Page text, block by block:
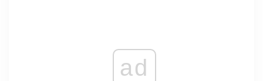
ad